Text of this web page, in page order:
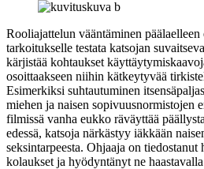
Rooliajattelun vääntäminen
tarkoitukselle testata katsojan
kärjistää kohtaukset
osoittaakseen niihin kätkeytyvää
Esimerkiksi suhtautuminen
miehen ja naisen sopivuusnormistojen
filmissä vanha eukko räväyttää
edessä, katsoja närkästyy iäkkään
seksintarpeesta. Ohjaaja on
kolaukset ja hyödyntänyt ne